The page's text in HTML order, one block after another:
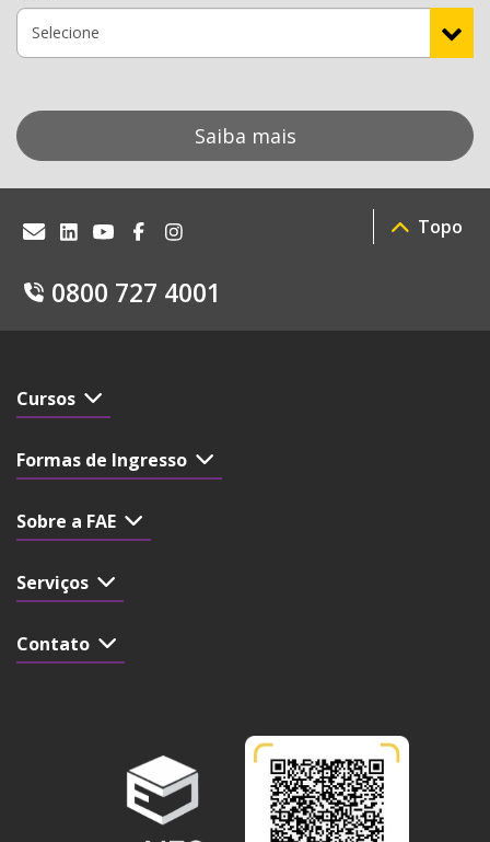
Saiba mais
0800 727 4001
Topo
Cursos
Formas de Ingresso
Sobre a FAE
Serviços
Contato